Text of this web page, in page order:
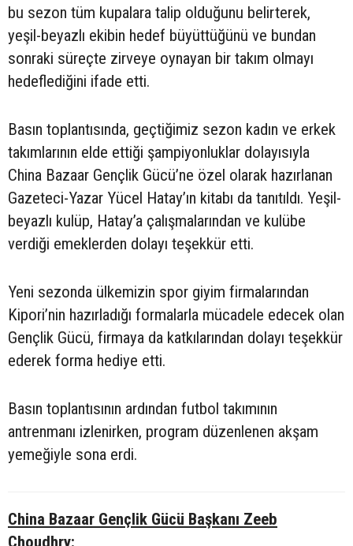
bu sezon tüm kupalara talip olduğunu belirterek,
yeşil-beyazlı ekibin hedef büyüttüğünü ve bundan
sonraki süreçte zirveye oynayan bir takım olmayı
hedeflediğini ifade etti.
Basın toplantısında, geçtiğimiz sezon kadın ve erkek
takımlarının elde ettiği şampiyonluklar dolayısıyla
China Bazaar Gençlik Gücü’ne özel olarak hazırlanan
Gazeteci-Yazar Yücel Hatay’ın kitabı da tanıtıldı. Yeşil-
beyazlı kulüp, Hatay’a çalışmalarından ve kulübe
verdiği emeklerden dolayı teşekkür etti.
Yeni sezonda ülkemizin spor giyim firmalarından
Kipori’nin hazırladığı formalarla mücadele edecek olan
Gençlik Gücü, firmaya da katkılarından dolayı teşekkür
ederek forma hediye etti.
Basın toplantısının ardından futbol takımının
antrenmanı izlenirken, program düzenlenen akşam
yemeğiyle sona erdi.
China Bazaar Gençlik Gücü Başkanı Zeeb
Choudhry: